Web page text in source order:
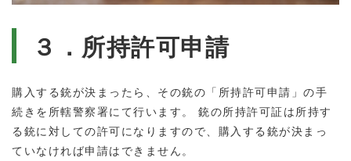
３．所持許可申請
購入する銃が決まったら、その銃の「所持許可申請」の手
続きを所轄警察署にて行います。 銃の所持許可証は所持す
る銃に対しての許可になりますので、購入する銃が決まっ
ていなければ申請はできません。